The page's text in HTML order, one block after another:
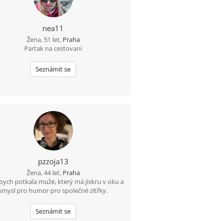
začít psát novou kapitolu, budeme si
rozumět.
nea11
Žena, 51 let, Praha
Partak na cestovani
Seznámit se
pzzoja13
Žena, 44 let, Praha
potkala muže, který má jiskru v oku a
pro humor pro společné zítřky.
Seznámit se